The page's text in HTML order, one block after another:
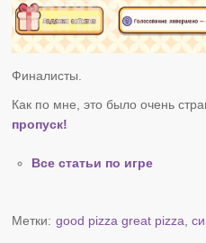
Финалисты.
Как по мне, это было очень
пропуск!
Все статьи по игре
Метки: good pizza great pizza ,